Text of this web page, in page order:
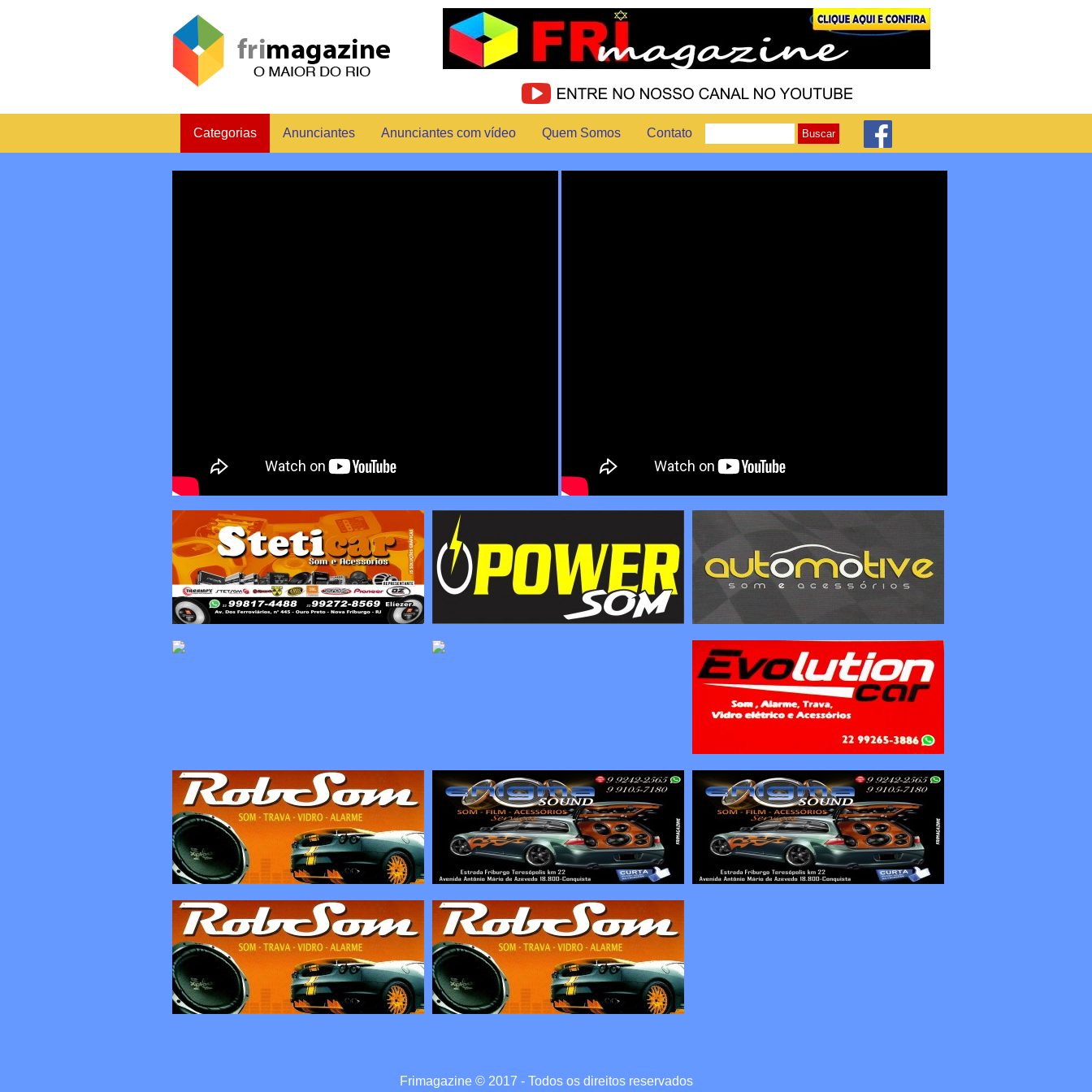
Categorias Anunciantes Anunciantes com vídeo Quem Somos Contato Buscar
Frimagazine © 2017 - Todos os direitos reservados